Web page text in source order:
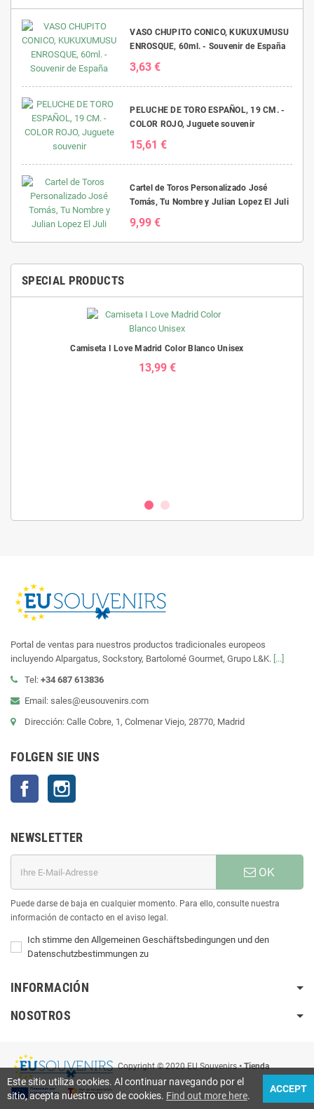
VASO CHUPITO CONICO, KUKUXUMUSU
ENROSQUE, 60ml. - Souvenir de España
3,63 €
PELUCHE DE TORO ESPAÑOL, 19 CM. -
COLOR ROJO, Juguete souvenir
15,61 €
Cartel de Toros Personalizado José
Tomás, Tu Nombre y Julian Lopez El Juli
9,99 €
SPECIAL PRODUCTS
Camiseta I Love Madrid Color Blanco Unisex
13,99 €
Portal de ventas para nuestros productos tradicionales europeos
incluyendo Alpargatus, Sockstory, Bartolomé Gourmet, Grupo L&K. [...]
Tel: +34 687 613836
Email: sales@eusouvenirs.com
Dirección: Calle Cobre, 1, Colmenar Viejo, 28770, Madrid
FOLGEN SIE UNS
Facebook
NEWSLETTER
OK
Puede darse de baja en cualquier momento. Para ello, consulte nuestra
información de contacto en el aviso legal.
Ich stimme den Allgemeinen Geschäftsbedingungen und den
Datenschutzbestimmungen zu
INFORMACIÓN
NOSOTROS
Copyright © 2020 EU Souvenirs• Tienda
Este sitio utiliza cookies. Al continuar navegando por el
sitio, acepta nuestro uso de cookies. Find out more here.
ACCEPT